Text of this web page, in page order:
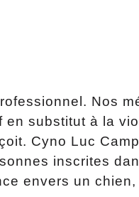
Nos
substitut à la
Cyno Luc
inscrites
envers un